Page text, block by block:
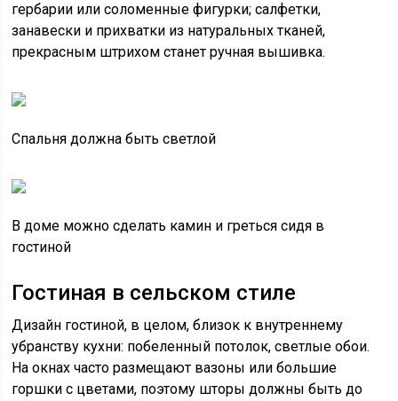
гербарии или соломенные фигурки; салфетки,
занавески и прихватки из натуральных тканей,
прекрасным штрихом станет ручная вышивка.
Спальня должна быть светлой
В доме можно сделать камин и греться сидя в
гостиной
Гостиная в сельском стиле
Дизайн гостиной, в целом, близок к внутреннему
убранству кухни: побеленный потолок, светлые обои.
На окнах часто размещают вазоны или большие
горшки с цветами, поэтому шторы должны быть до